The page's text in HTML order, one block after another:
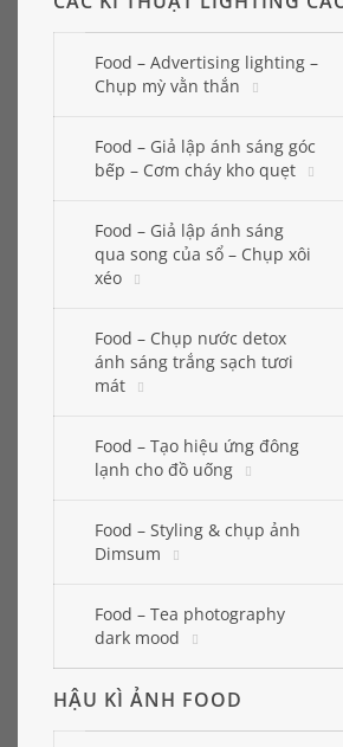
Food – Advertising lighting –
Chụp mỳ vằn thắn
Food – Giả lập ánh sáng góc
bếp – Cơm cháy kho quẹt
Food – Giả lập ánh sáng
qua song của sổ – Chụp xôi
xéo
Food – Chụp nước detox
ánh sáng trắng sạch tươi
mát
Food – Tạo hiệu ứng đông
lạnh cho đồ uống
Food – Styling & chụp ảnh
Dimsum
Food – Tea photography
dark mood
HẬU KÌ ẢNH FOOD